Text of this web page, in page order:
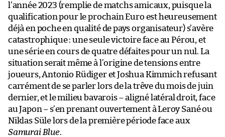
l’année 2023 (remplie de matchs amicaux, puisque la
qualification pour le prochain Euro est heureusement
déjà en poche en qualité de pays organisateur) s’avère
catastrophique : une seule victoire face au Pérou, et
une série en cours de quatre défaites pour un nul. La
situation serait même à l’origine de tensions entre
joueurs, Antonio Rüdiger et Joshua Kimmich refusant
carrément de se parler lors de la trêve du mois de juin
dernier, et le milieu bavarois – aligné latéral droit, face
au Japon – s’en prenant ouvertement à Leroy Sané ou
Niklas Süle lors de la première période face aux
Samurai Blue.